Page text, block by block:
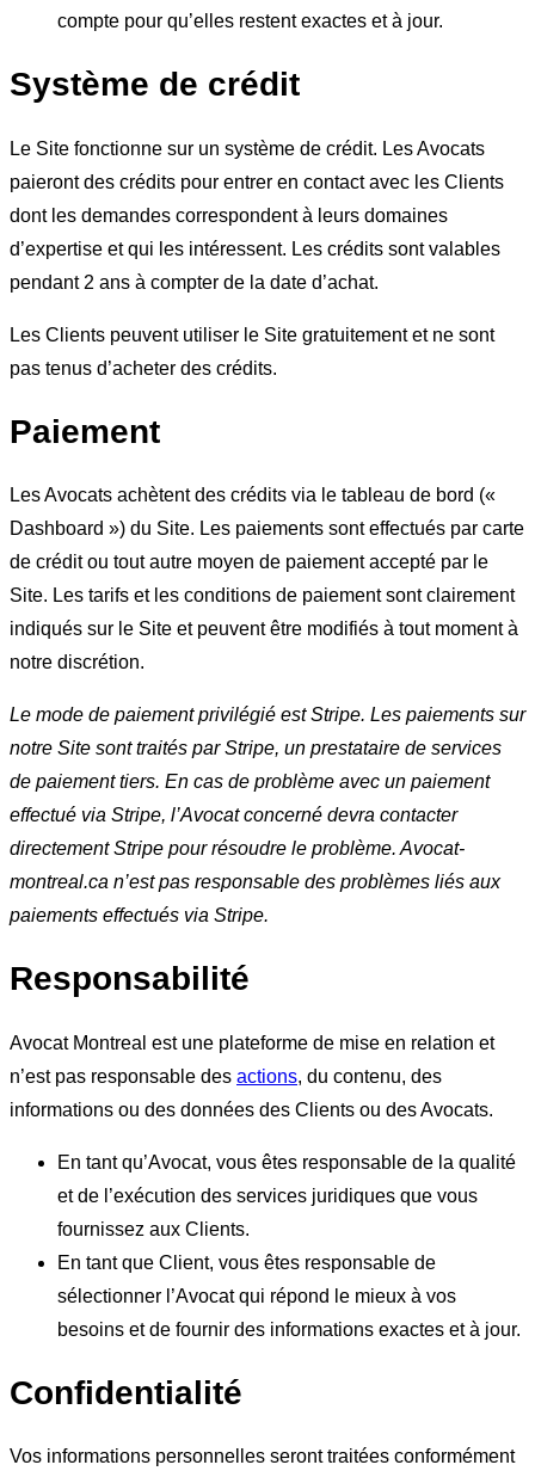
compte pour qu’elles restent exactes et à jour.
Système de crédit
Le Site fonctionne sur un système de crédit. Les Avocats
paieront des crédits pour entrer en contact avec les Clients
dont les demandes correspondent à leurs domaines
d’expertise et qui les intéressent. Les crédits sont valables
pendant 2 ans à compter de la date d’achat.
Les Clients peuvent utiliser le Site gratuitement et ne sont
pas tenus d’acheter des crédits.
Paiement
Les Avocats achètent des crédits via le tableau de bord («
Dashboard ») du Site. Les paiements sont effectués par carte
de crédit ou tout autre moyen de paiement accepté par le
Site. Les tarifs et les conditions de paiement sont clairement
indiqués sur le Site et peuvent être modifiés à tout moment à
notre discrétion.
Le mode de paiement privilégié est Stripe. Les paiements sur
notre Site sont traités par Stripe, un prestataire de services
de paiement tiers. En cas de problème avec un paiement
effectué via Stripe, l’Avocat concerné devra contacter
directement Stripe pour résoudre le problème. Avocat-
montreal.ca n’est pas responsable des problèmes liés aux
paiements effectués via Stripe.
Responsabilité
Avocat Montreal est une plateforme de mise en relation et
n’est pas responsable des actions, du contenu, des
informations ou des données des Clients ou des Avocats.
En tant qu’Avocat, vous êtes responsable de la qualité
et de l’exécution des services juridiques que vous
fournissez aux Clients.
En tant que Client, vous êtes responsable de
sélectionner l’Avocat qui répond le mieux à vos
besoins et de fournir des informations exactes et à jour.
Confidentialité
Vos informations personnelles seront traitées conformément